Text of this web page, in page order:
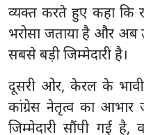
व्यक्त करते हुए कहा कि
भरोसा जताया है और अब
सबसे बड़ी जिम्मेदारी है।
दूसरी ओर, केरल के भावी
कांग्रेस नेतृत्व का आभार
जिम्मेदारी सौंपी गई है,